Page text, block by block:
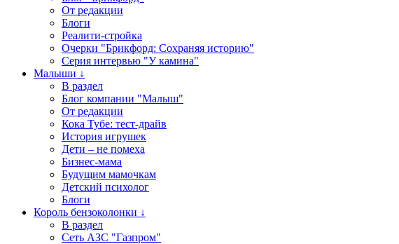
От редакции
Блоги
Реалити-стройка
Очерки "Брикфорд: Сохраняя историю"
Серия интервью "У камина"
Малыши ↓
В раздел
Блог компании "Малыш"
От редакции
Кока Тубе: тест-драйв
История игрушек
Дети – не помеха
Бизнес-мама
Будущим мамочкам
Детский психолог
Блоги
Король бензоколонки ↓
В раздел
Сеть АЗС "Газпром"